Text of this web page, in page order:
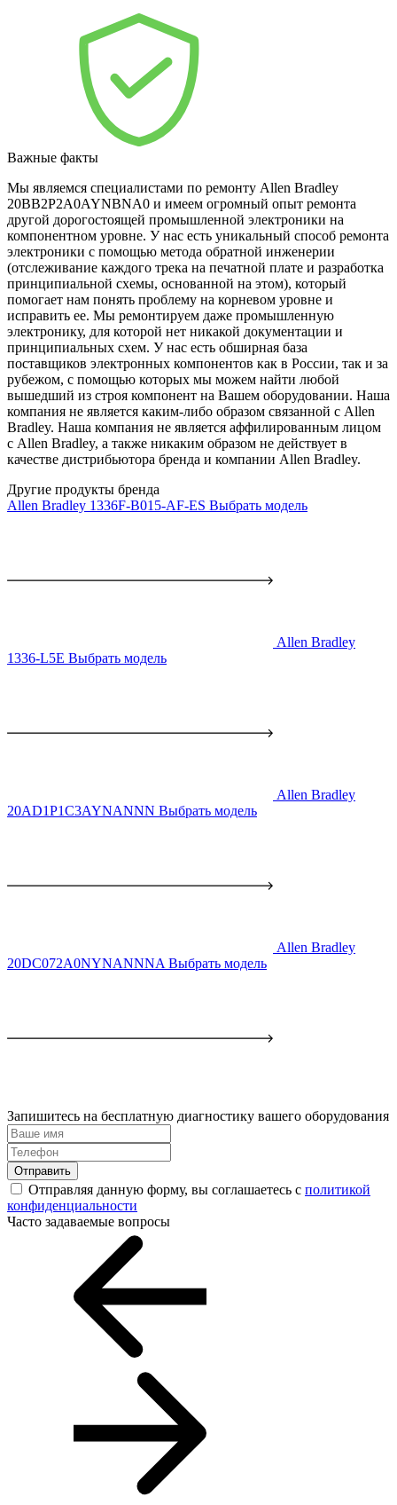
Важные факты
Мы являемся специалистами по ремонту Allen Bradley
20BB2P2A0AYNBNA0 и имеем огромный опыт ремонта
другой дорогостоящей промышленной электроники на
компонентном уровне. У нас есть уникальный способ ремонта
электроники с помощью метода обратной инженерии
(отслеживание каждого трека на печатной плате и разработка
принципиальной схемы, основанной на этом), который
помогает нам понять проблему на корневом уровне и
исправить ее. Мы ремонтируем даже промышленную
электронику, для которой нет никакой документации и
принципиальных схем. У нас есть обширная база
поставщиков электронных компонентов как в России, так и за
рубежом, с помощью которых мы можем найти любой
вышедший из строя компонент на Вашем оборудовании. Наша
компания не является каким-либо образом связанной с Allen
Bradley. Наша компания не является аффилированным лицом
с Allen Bradley, а также никаким образом не действует в
качестве дистрибьютора бренда и компании Allen Bradley.
Другие продукты бренда
Allen Bradley 1336F-B015-AF-ES Выбрать модель
Allen Bradley
1336-L5E Выбрать модель
Allen Bradley
20AD1P1C3AYNANNN Выбрать модель
Allen Bradley
20DC072A0NYNANNNA Выбрать модель
Запишитесь на бесплатную диагностику вашего оборудования
Отправить
Отправляя данную форму, вы соглашаетесь с политикой
конфиденциальности
Часто задаваемые вопросы